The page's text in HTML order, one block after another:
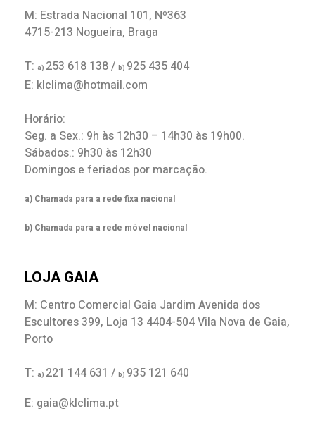
M: Estrada Nacional 101, Nº363
4715-213 Nogueira, Braga
T: a) 253 618 138 / b) 925 435 404
E: klclima@hotmail.com
Horário:
Seg. a Sex.: 9h às 12h30 – 14h30 às 19h00.
Sábados.: 9h30 às 12h30
Domingos e feriados por marcação.
a) Chamada para a rede fixa nacional
b) Chamada para a rede móvel nacional
LOJA GAIA
M: Centro Comercial Gaia Jardim Avenida dos
Escultores 399, Loja 13 4404-504 Vila Nova de Gaia,
Porto
T: a) 221 144 631 / b) 935 121 640
E: gaia@klclima.pt